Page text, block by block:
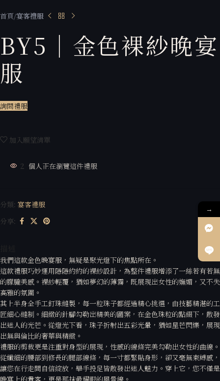
首頁 宴客禮服
BY5｜金色裸紗晚宴
服
詢問禮服
加入願望清單
2 個人正在瀏覽這件禮服
分類: 宴客禮服
分享:
我們這款金色晚宴服，無疑是聚光燈下的焦點所在。
這款禮服巧妙運用隱隱約約的裸紗設計，為整件禮服增添了一絲若有若無
的朦朧美感。裸紗輕覆，猶如夢幻的薄霧，既展現出女性的嫵媚，又不失
高雅的氛圍。
其上半身全手工釘珠縫製，每一粒珠子都經過精心挑選，由技藝精湛的工
匠細心縫制。細緻的針腳勾勒出精美的圖案，在金色珠粒的點綴下，散發
出迷人的光芒。從燈光下看，珠子折射出五彩光暈，猶如星芒閃爍，展現
出無與倫比的奢華與精緻。
禮服的剪裁更是注重對身型的展現，性感的線條完美勾勒出女性的曲線。
從纖細的腰部到修長的腿部線條，每一寸都緊貼身形，卻又毫無束縛感，
讓您在行走間自信綻放，舉手投足皆散發出迷人魅力。穿上它，您不僅是
晚宴上的貴客，更是那抹最耀眼的風景線。
→